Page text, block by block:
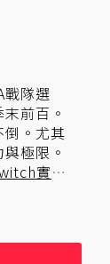
戰隊選
前百。
倒。尤其
極限。
實